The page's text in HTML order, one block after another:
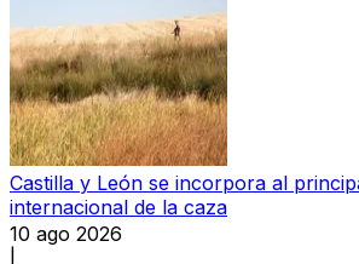
Castilla y León se incorpora al
internacional de la caza
10 ago 2026